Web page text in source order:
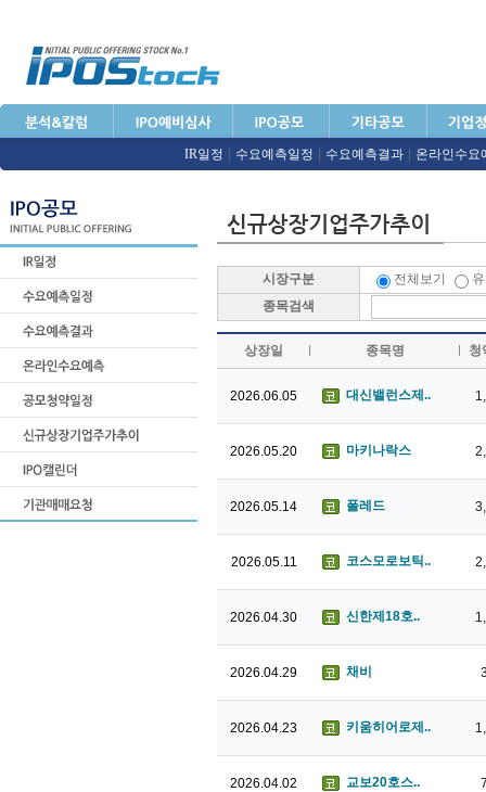
IR일정 수요예측일정 수요예측결과 온라인수요
시장구분 전체보기
종목검색
상장일 종목명 청
2026.06.05 대신밸런스제..
2026.05.20 마키나락스
2026.05.14 폴레드
2026.05.11 코스모로보틱..
2026.04.30 신한제18호..
2026.04.29 채비
2026.04.23 키움히어로제..
2026.04.02 교보20호스..